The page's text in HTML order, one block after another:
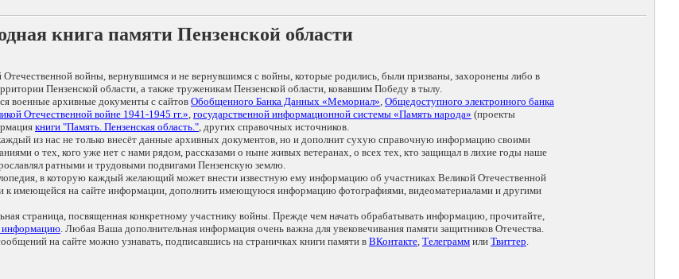
книга памяти Пензенской области
войны, вернувшимся и не вернувшимся с войны, которые родились, были призваны, захоронены либо в
Пензенской области, а также труженикам Пензенской области, ковавшим Победу в тылу.
военные архивные документы с сайтов Обобщенного Банка Данных «Мемориал», Общедоступного электронного банка
Отечественной войне 1941-1945 гг.», государственной информационной системы «Память народа» (проекты
книги "Память. Пензенская область.", других справочных источников.
из нас не только внесёт данные архивных документов, но и дополнит сухую справочную информацию своими
о тех, кого уже нет с нами рядом, рассказами о ныне живых ветеранах, о всех тех, кто защищал в лихие годы наше
ратными и трудовыми подвигами Пензенскую землю.
в которую каждый желающий может внести известную ему информацию об участниках Великой Отечественной
к имеющейся на сайте информации, дополнить имеющуюся информацию фотографиями, видеоматериалами и другими
страница, посвященная конкретному участнику войны. Прежде чем начать обрабатывать информацию, прочитайте,
информацию. Любая Ваша дополнительная информация очень важна для увековечивания памяти защитников Отечества.
на сайте можно узнавать, подписавшись на страничках книги памяти в ВКонтакте, Телеграмм или Твиттер.